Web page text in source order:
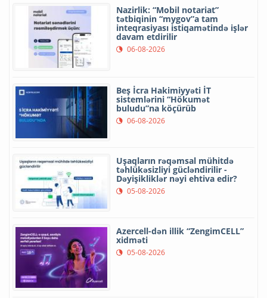
Nazirlik: “Mobil notariat”
tətbiqinin “mygov”a tam
inteqrasiyası istiqamətində işlər
davam etdirilir
06-08-2026
Beş İcra Hakimiyyəti İT
sistemlərini “Hökumət
buludu”na köçürüb
06-08-2026
Uşaqların rəqəmsal mühitdə
təhlükəsizliyi gücləndirilir -
Dəyişikliklər nəyi ehtiva edir?
05-08-2026
Azercell-dən illik “ZengimCELL”
xidməti
05-08-2026